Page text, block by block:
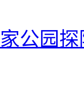
公园探